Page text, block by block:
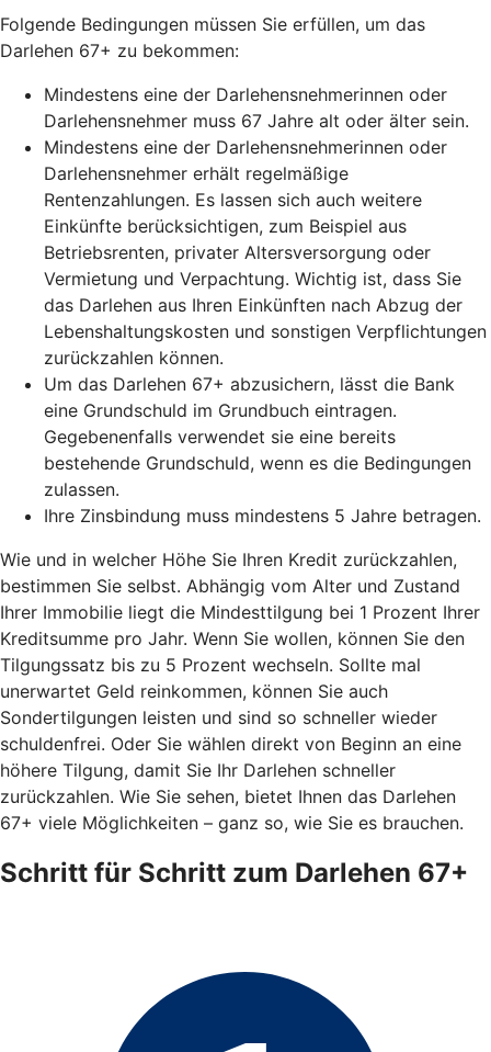
Folgende Bedingungen müssen Sie erfüllen, um das
Darlehen 67+ zu bekommen:
Mindestens eine der Darlehensnehmerinnen oder
Darlehensnehmer muss 67 Jahre alt oder älter sein.
Mindestens eine der Darlehensnehmerinnen oder
Darlehensnehmer erhält regelmäßige
Rentenzahlungen. Es lassen sich auch weitere
Einkünfte berücksichtigen, zum Beispiel aus
Betriebsrenten, privater Altersversorgung oder
Vermietung und Verpachtung. Wichtig ist, dass Sie
das Darlehen aus Ihren Einkünften nach Abzug der
Lebenshaltungskosten und sonstigen Verpflichtungen
zurückzahlen können.
Um das Darlehen 67+ abzusichern, lässt die Bank
eine Grundschuld im Grundbuch eintragen.
Gegebenenfalls verwendet sie eine bereits
bestehende Grundschuld, wenn es die Bedingungen
zulassen.
Ihre Zinsbindung muss mindestens 5 Jahre betragen.
Wie und in welcher Höhe Sie Ihren Kredit zurückzahlen,
bestimmen Sie selbst. Abhängig vom Alter und Zustand
Ihrer Immobilie liegt die Mindesttilgung bei 1 Prozent Ihrer
Kreditsumme pro Jahr. Wenn Sie wollen, können Sie den
Tilgungssatz bis zu 5 Prozent wechseln. Sollte mal
unerwartet Geld reinkommen, können Sie auch
Sondertilgungen leisten und sind so schneller wieder
schuldenfrei. Oder Sie wählen direkt von Beginn an eine
höhere Tilgung, damit Sie Ihr Darlehen schneller
zurückzahlen. Wie Sie sehen, bietet Ihnen das Darlehen
67+ viele Möglichkeiten – ganz so, wie Sie es brauchen.
Schritt für Schritt zum Darlehen 67+